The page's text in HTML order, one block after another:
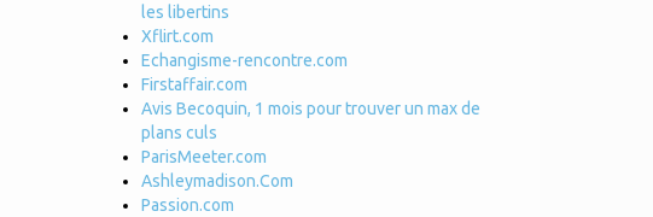
les libertins
Xflirt.com
Echangisme-rencontre.com
Firstaffair.com
Avis Becoquin, 1 mois pour trouver un max de
plans culs
ParisMeeter.com
Ashleymadison.Com
Passion.com